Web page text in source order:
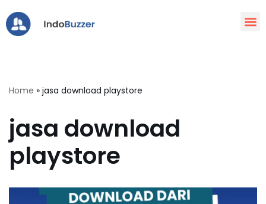
Lompat
Home » jasa download playstore
jasa download
playstore